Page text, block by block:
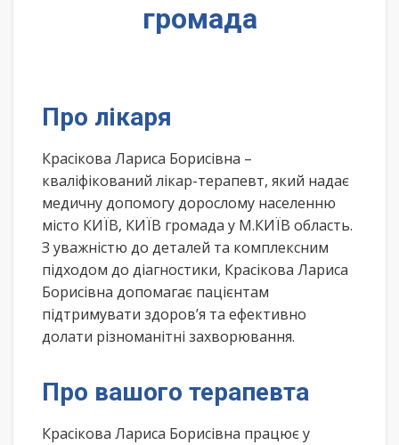
громада
Про лікаря
Красікова Лариса Борисівна –
кваліфікований лікар-терапевт, який надає
медичну допомогу дорослому населенню
місто КИЇВ, КИЇВ громада у М.КИЇВ область.
З уважністю до деталей та комплексним
підходом до діагностики, Красікова Лариса
Борисівна допомагає пацієнтам
підтримувати здоров’я та ефективно
долати різноманітні захворювання.
Про вашого терапевта
Красікова Лариса Борисівна працює у